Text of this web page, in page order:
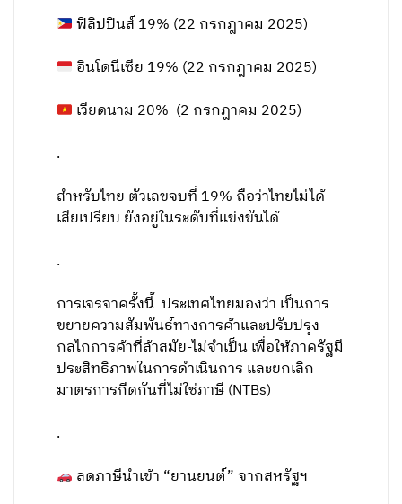
ฟิลิปปินส์ 19% (22 กรกฎาคม 2025)
อินโดนีเซีย 19% (22 กรกฎาคม 2025)
เวียดนาม 20% (2 กรกฎาคม 2025)
.
สำหรับไทย ตัวเลขจบที่ 19% ถือว่าไทยไม่ได้
เสียเปรียบ ยังอยู่ในระดับที่แข่งขันได้
.
การเจรจาครั้งนี้ ประเทศไทยมองว่า เป็นการ
ขยายความสัมพันธ์ทางการค้าและปรับปรุง
กลไกการค้าที่ล้าสมัย-ไม่จำเป็น เพื่อให้ภาครัฐมี
ประสิทธิภาพในการดำเนินการ และยกเลิก
มาตรการกีดกันที่ไม่ใช่ภาษี (NTBs)
.
ลดภาษีนำเข้า “ยานยนต์” จากสหรัฐฯ